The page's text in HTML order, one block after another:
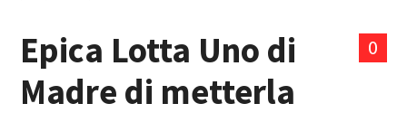
0
Epica Lotta Uno di
Madre di metterla